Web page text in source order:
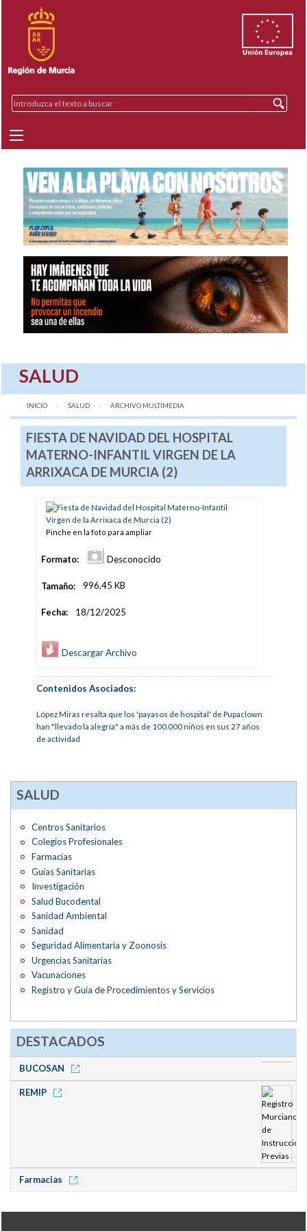
SALUD
INICIO SALUD AQUÍ:
ARCHIVO MULTIMEDIA
FIESTA DE NAVIDAD DEL HOSPITAL
MATERNO-INFANTIL VIRGEN DE LA
ARRIXACA DE MURCIA (2)
Pinche en la foto para ampliar
Formato: Desconocido
Tamaño: 996,45 KB
Fecha: 18/12/2025
Descargar Archivo
Contenidos Asociados:
López Miras resalta que los 'payasos de hospital' de Pupaclown
han "llevado la alegría" a más de 100.000 niños en sus 27 años
de actividad
SALUD
Centros Sanitarios
Colegios Profesionales
Farmacias
Guías Sanitarias
Investigación
Salud Bucodental
Sanidad Ambiental
Sanidad
Seguridad Alimentaria y Zoonosis
Urgencias Sanitarias
Vacunaciones
Registro y Guía de Procedimientos y Servicios
DESTACADOS
BUCOSAN
REMIP
Farmacias